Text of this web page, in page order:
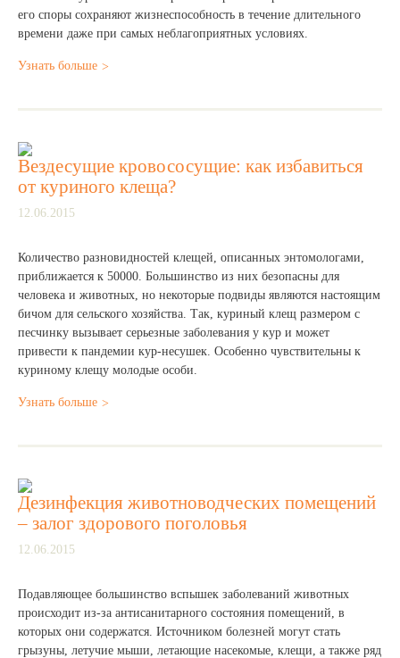
его споры сохраняют жизнеспособность в течение длительного
времени даже при самых неблагоприятных условиях.
Узнать больше
Вездесущие кровососущие: как избавиться
от куриного клеща?
12.06.2015
Количество разновидностей клещей, описанных энтомологами,
приближается к 50000. Большинство из них безопасны для
человека и животных, но некоторые подвиды являются настоящим
бичом для сельского хозяйства. Так, куриный клещ размером с
песчинку вызывает серьезные заболевания у кур и может
привести к пандемии кур-несушек. Особенно чувствительны к
куриному клещу молодые особи.
Узнать больше
Дезинфекция животноводческих помещений
– залог здорового поголовья
12.06.2015
Подавляющее большинство вспышек заболеваний животных
происходит из-за антисанитарного состояния помещений, в
которых они содержатся. Источником болезней могут стать
грызуны, летучие мыши, летающие насекомые, клещи, а также ряд